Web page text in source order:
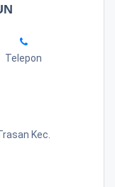
Telepon
Kec.